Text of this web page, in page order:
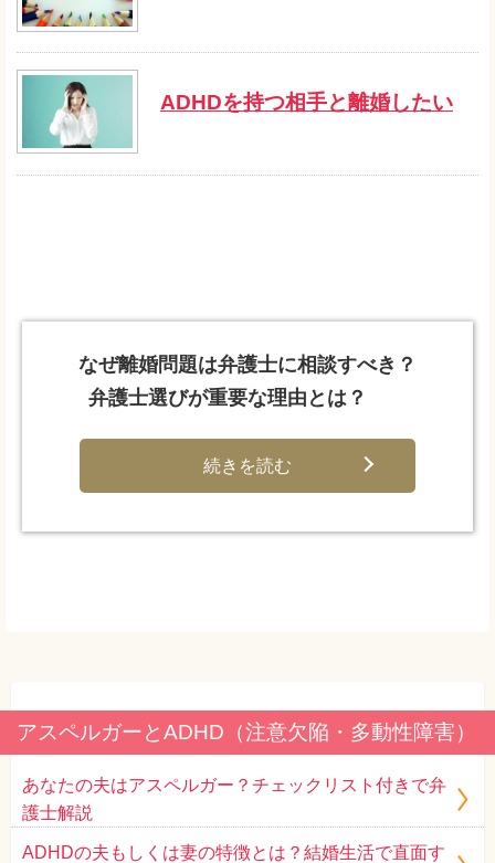
ADHDを持つ相手と離婚したい
なぜ離婚問題は弁護士に相談すべき？
弁護士選びが重要な理由とは？
続きを読む
アスペルガーとADHD（注意欠陥・多動性障害）
あなたの夫はアスペルガー？チェックリスト付きで弁
護士解説
ADHDの夫もしくは妻の特徴とは？結婚生活で直面す